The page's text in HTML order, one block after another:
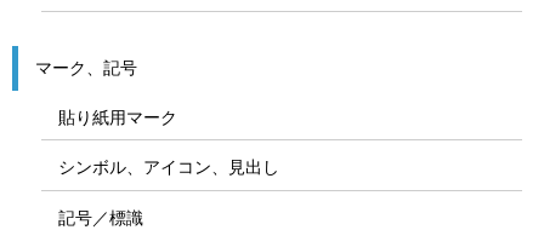
マーク、記号
貼り紙用マーク
シンボル、アイコン、見出し
記号／標識